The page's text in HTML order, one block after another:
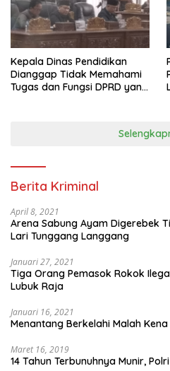
Kepala Dinas Pendidikan
Dianggap Tidak Memahami
Tugas dan Fungsi DPRD yang
Berita Kriminal
April 8, 2021
Arena Sabung Ayam Digerebek
Lari Tunggang Langgang
Januari 27, 2021
Tiga Orang Pemasok Rokok
Lubuk Raja
Januari 16, 2021
Menantang Berkelahi Malah
Maret 16, 2019
14 Tahun Terbunuhnya Munir,